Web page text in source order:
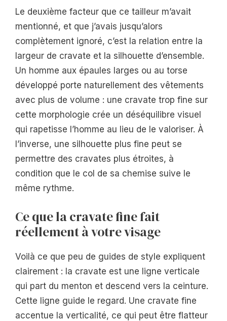
Le deuxième facteur que ce tailleur m’avait
mentionné, et que j’avais jusqu’alors
complètement ignoré, c’est la relation entre la
largeur de cravate et la silhouette d’ensemble.
Un homme aux épaules larges ou au torse
développé porte naturellement des vêtements
avec plus de volume : une cravate trop fine sur
cette morphologie crée un déséquilibre visuel
qui rapetisse l’homme au lieu de le valoriser. À
l’inverse, une silhouette plus fine peut se
permettre des cravates plus étroites, à
condition que le col de sa chemise suive le
même rythme.
Ce que la cravate fine fait
réellement à votre visage
Voilà ce que peu de guides de style expliquent
clairement : la cravate est une ligne verticale
qui part du menton et descend vers la ceinture.
Cette ligne guide le regard. Une cravate fine
accentue la verticalité, ce qui peut être flatteur